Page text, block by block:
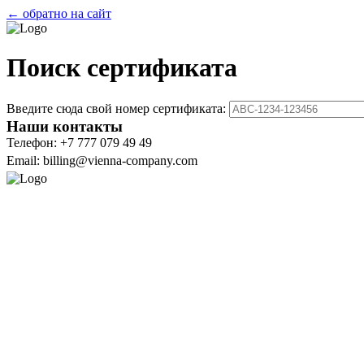
← обратно на сайт
Поиск сертификата
Введите сюда свой номер сертификата:
Наши контакты
Телефон: +7 777 079 49 49
Email: billing@vienna-company.com